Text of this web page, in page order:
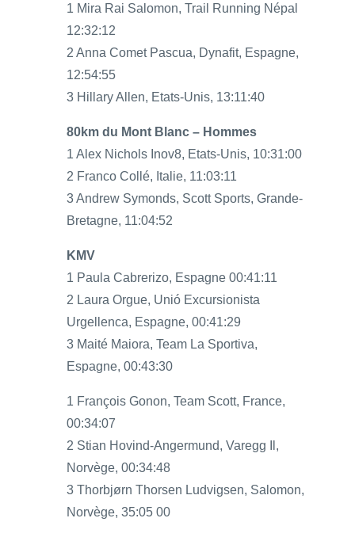
1 Mira Rai Salomon, Trail Running Népal
12:32:12
2 Anna Comet Pascua, Dynafit, Espagne,
12:54:55
3 Hillary Allen, Etats-Unis, 13:11:40
80km du Mont Blanc – Hommes
1 Alex Nichols Inov8, Etats-Unis, 10:31:00
2 Franco Collé, Italie, 11:03:11
3 Andrew Symonds, Scott Sports, Grande-
Bretagne, 11:04:52
KMV
1 Paula Cabrerizo, Espagne 00:41:11
2 Laura Orgue, Unió Excursionista
Urgellenca, Espagne, 00:41:29
3 Maité Maiora, Team La Sportiva,
Espagne, 00:43:30
1 François Gonon, Team Scott, France,
00:34:07
2 Stian Hovind-Angermund, Varegg Il,
Norvège, 00:34:48
3 Thorbjørn Thorsen Ludvigsen, Salomon,
Norvège, 35:05 00